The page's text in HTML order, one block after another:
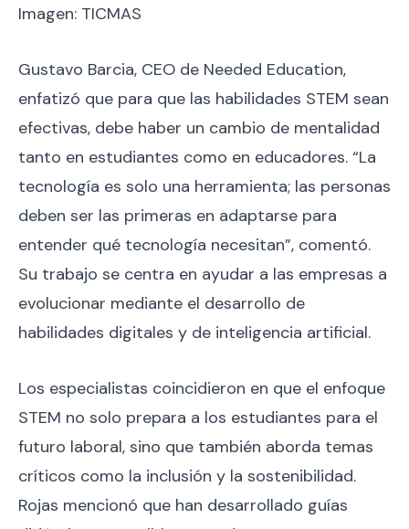
Imagen: TICMAS
Gustavo Barcia, CEO de Needed Education,
enfatizó que para que las habilidades STEM sean
efectivas, debe haber un cambio de mentalidad
tanto en estudiantes como en educadores. “La
tecnología es solo una herramienta; las personas
deben ser las primeras en adaptarse para
entender qué tecnología necesitan”, comentó.
Su trabajo se centra en ayudar a las empresas a
evolucionar mediante el desarrollo de
habilidades digitales y de inteligencia artificial.
Los especialistas coincidieron en que el enfoque
STEM no solo prepara a los estudiantes para el
futuro laboral, sino que también aborda temas
críticos como la inclusión y la sostenibilidad.
Rojas mencionó que han desarrollado guías